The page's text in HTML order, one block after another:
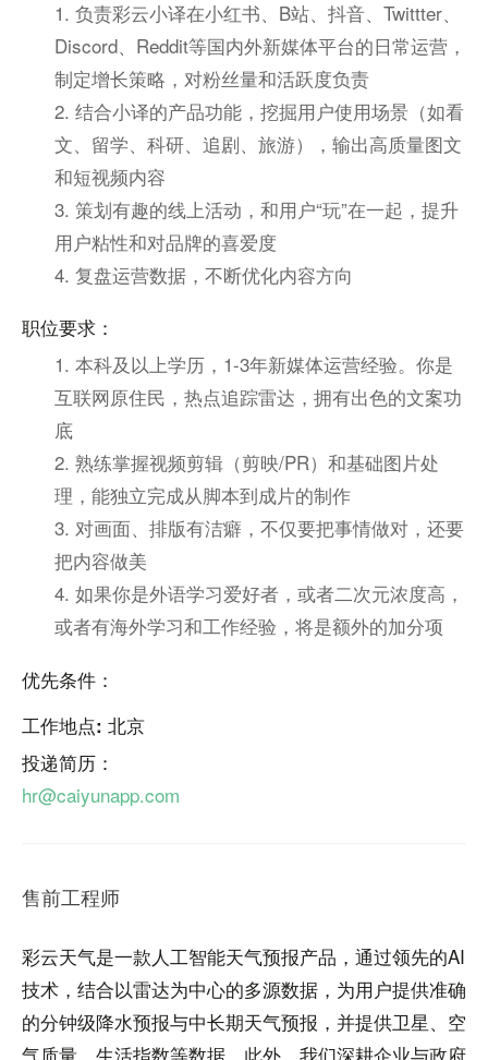
1. 负责彩云小译在小红书、B站、抖音、Twittter、
Discord、Reddit等国内外新媒体平台的日常运营，
制定增长策略，对粉丝量和活跃度负责
2. 结合小译的产品功能，挖掘用户使用场景（如看
文、留学、科研、追剧、旅游），输出高质量图文
和短视频内容
3. 策划有趣的线上活动，和用户“玩”在一起，提升
用户粘性和对品牌的喜爱度
4. 复盘运营数据，不断优化内容方向
职位要求：
1. 本科及以上学历，1-3年新媒体运营经验。你是
互联网原住民，热点追踪雷达，拥有出色的文案功
底
2. 熟练掌握视频剪辑（剪映/PR）和基础图片处
理，能独立完成从脚本到成片的制作
3. 对画面、排版有洁癖，不仅要把事情做对，还要
把内容做美
4. 如果你是外语学习爱好者，或者二次元浓度高，
或者有海外学习和工作经验，将是额外的加分项
优先条件：
工作地点: 北京
投递简历：
hr@caiyunapp.com
售前工程师
彩云天气是一款人工智能天气预报产品，通过领先的AI
技术，结合以雷达为中心的多源数据，为用户提供准确
的分钟级降水预报与中长期天气预报，并提供卫星、空
气质量、生活指数等数据。此外，我们深耕企业与政府